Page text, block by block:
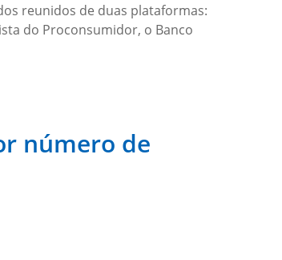
reunidos de duas plataformas:
do Proconsumidor, o Banco
número de